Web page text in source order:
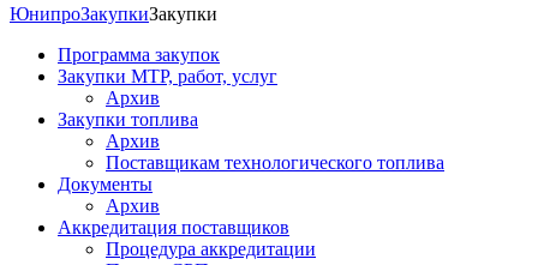
ЮнипроЗакупкиЗакупки
Программа закупок
Закупки МТР, работ, услуг
Архив
Закупки топлива
Архив
Поставщикам технологического топлива
Документы
Архив
Аккредитация поставщиков
Процедура аккредитации